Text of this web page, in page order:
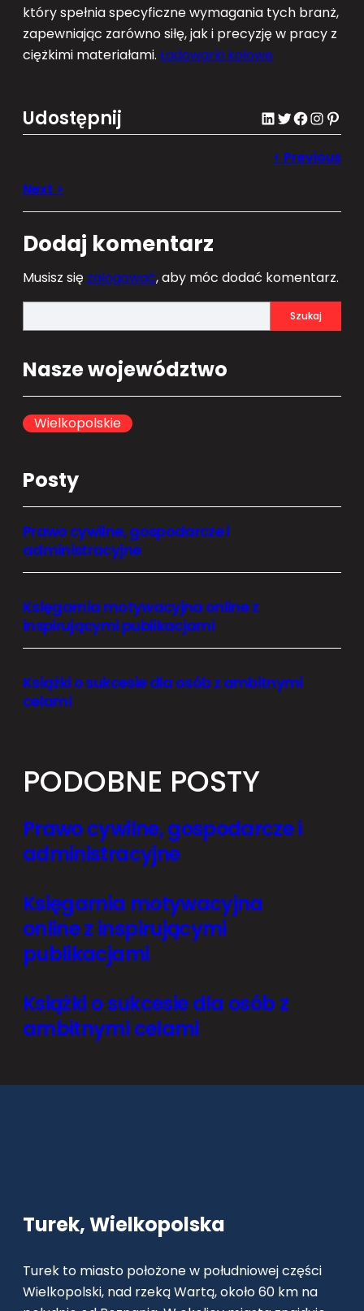
który spełnia specyficzne wymagania tych branż,
zapewniając zarówno siłę, jak i precyzję w pracy z
ciężkimi materiałami. Ładowarki kołowe
Udostępnij LinkedIn Twitter Facebook Instagram Pinterest
Dodaj komentarz
Musisz się zalogować, aby móc dodać komentarz.
e
r
c
h
Szukaj
Nasze województwo
Wielkopolskie
Posty
Prawo cywilne, gospodarcze i
administracyjne
Księgarnia motywacyjna online z
inspirującymi publikacjami
Książki o sukcesie dla osób z ambitnymi
celami
PODOBNE POSTY
Prawo cywilne, gospodarcze i
administracyjne
Księgarnia motywacyjna
online z inspirującymi
publikacjami
Książki o sukcesie dla osób z
ambitnymi celami
Turek, Wielkopolska
Turek to miasto położone w południowej części
Wielkopolski, nad rzeką Wartą, około 60 km na